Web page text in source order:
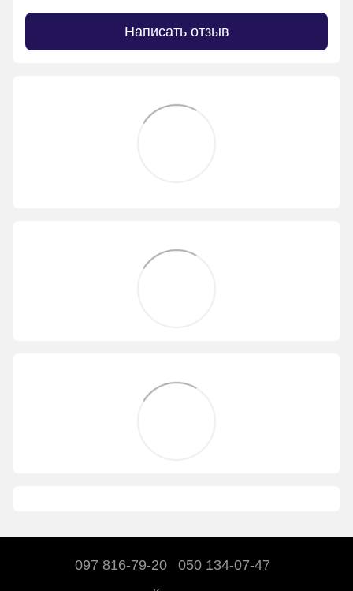
Написать отзыв
097 816-79-20 050 134-07-47